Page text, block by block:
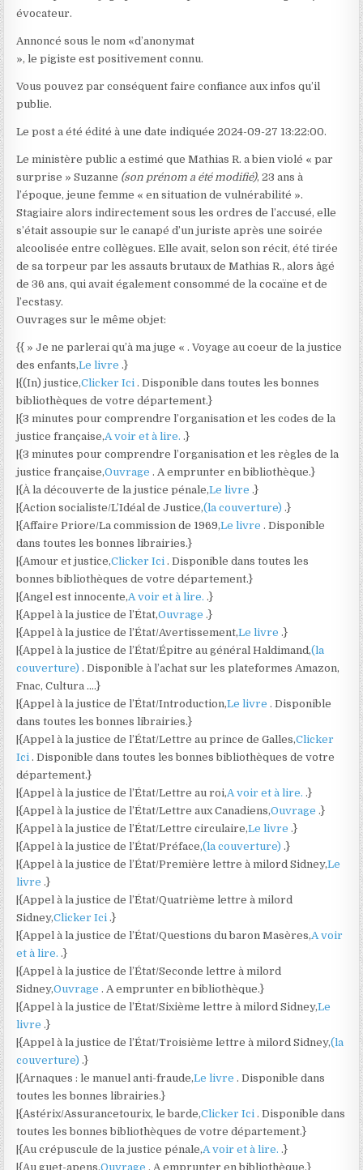
évocateur.
Annoncé sous le nom «d’anonymat
», le pigiste est positivement connu.
Vous pouvez par conséquent faire confiance aux infos qu’il
publie.
Le post a été édité à une date indiquée 2024-09-27 13:22:00.
Le ministère public a estimé que Mathias R. a bien violé « par
surprise » Suzanne (son prénom a été modifié), 23 ans à
l’époque, jeune femme « en situation de vulnérabilité ».
Stagiaire alors indirectement sous les ordres de l’accusé, elle
s’était assoupie sur le canapé d’un juriste après une soirée
alcoolisée entre collègues. Elle avait, selon son récit, été tirée
de sa torpeur par les assauts brutaux de Mathias R., alors âgé
de 36 ans, qui avait également consommé de la cocaïne et de
l’ecstasy.
Ouvrages sur le même objet:
{{ » Je ne parlerai qu’à ma juge « . Voyage au coeur de la justice
des enfants,Le livre.}
|{(In) justice,Clicker Ici. Disponible dans toutes les bonnes
bibliothèques de votre département.}
|{3 minutes pour comprendre l’organisation et les codes de la
justice française,A voir et à lire..}
|{3 minutes pour comprendre l’organisation et les règles de la
justice française,Ouvrage. A emprunter en bibliothèque.}
|{À la découverte de la justice pénale,Le livre.}
|{Action socialiste/L’Idéal de Justice,(la couverture).}
|{Affaire Priore/La commission de 1969,Le livre. Disponible
dans toutes les bonnes librairies.}
|{Amour et justice,Clicker Ici. Disponible dans toutes les
bonnes bibliothèques de votre département.}
|{Angel est innocente,A voir et à lire..}
|{Appel à la justice de l’État,Ouvrage.}
|{Appel à la justice de l’État/Avertissement,Le livre.}
|{Appel à la justice de l’État/Épitre au général Haldimand,(la
couverture). Disponible à l’achat sur les plateformes Amazon,
Fnac, Cultura ….}
|{Appel à la justice de l’État/Introduction,Le livre. Disponible
dans toutes les bonnes librairies.}
|{Appel à la justice de l’État/Lettre au prince de Galles,Clicker
Ici. Disponible dans toutes les bonnes bibliothèques de votre
département.}
|{Appel à la justice de l’État/Lettre au roi,A voir et à lire..}
|{Appel à la justice de l’État/Lettre aux Canadiens,Ouvrage.}
|{Appel à la justice de l’État/Lettre circulaire,Le livre.}
|{Appel à la justice de l’État/Préface,(la couverture).}
|{Appel à la justice de l’État/Première lettre à milord Sidney,Le
livre.}
|{Appel à la justice de l’État/Quatrième lettre à milord
Sidney,Clicker Ici.}
|{Appel à la justice de l’État/Questions du baron Masères,A voir
et à lire..}
|{Appel à la justice de l’État/Seconde lettre à milord
Sidney,Ouvrage. A emprunter en bibliothèque.}
|{Appel à la justice de l’État/Sixième lettre à milord Sidney,Le
livre.}
|{Appel à la justice de l’État/Troisième lettre à milord Sidney,(la
couverture).}
|{Arnaques : le manuel anti-fraude,Le livre. Disponible dans
toutes les bonnes librairies.}
|{Astérix/Assurancetourix, le barde,Clicker Ici. Disponible dans
toutes les bonnes bibliothèques de votre département.}
|{Au crépuscule de la justice pénale,A voir et à lire..}
|{Au guet-apens,Ouvrage. A emprunter en bibliothèque.}